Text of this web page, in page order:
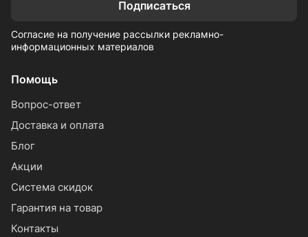
Подписаться
Согласие на получение рассылки рекламно-
информационных материалов
Помощь
Вопрос-ответ
Доставка и оплата
Блог
Акции
Система скидок
Гарантия на товар
Контакты